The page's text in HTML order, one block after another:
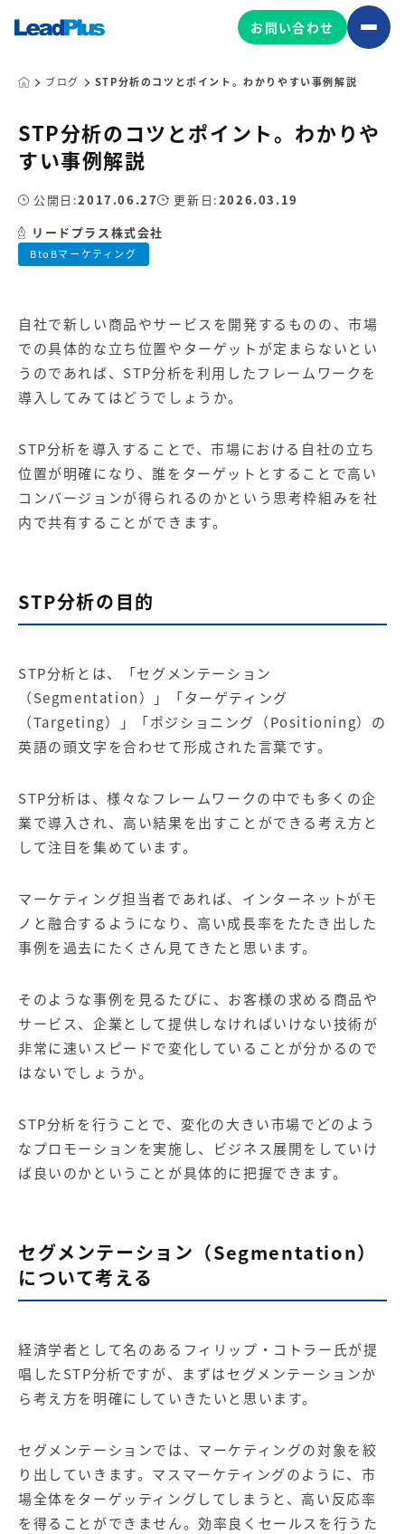
広告プロモーション
MA/CRM/SFA導入・運用
Web制作
マーケティングコンサルティング
Leadplus One
ボード
マーケティングサービスの製品
【店舗型ビジネス向け】エリ
マーケティングサービス
【金融機関向け】マーケティ
サービス
【IT企業向け】マーケティン
グ
サービス
SNSアカウント運用代行サー
ビス（LINE）
【クリニック向け】新規集患
Web広告サービス
Web広告パッケージ
集客Web広告パッケージ
ジ
商圏ねらいうちパッケージ 求人パッケージ
WEBプラス
お問い合わせ
ブログ STP分析のコツとポイント。わかりやすい事例解説
STP分析のコツとポイント。わかりや
すい事例解説
BtoBマーケティング
公開日:2017.06.27 更新日:2026.03.19
リードプラス株式会社
自社で新しい商品やサービスを開発するものの、市場
での具体的な立ち位置やターゲットが定まらないとい
うのであれば、STP分析を利用したフレームワークを
導入してみてはどうでしょうか。
STP分析を導入することで、市場における自社の立ち
位置が明確になり、誰をターゲットとすることで高い
コンバージョンが得られるのかという思考枠組みを社
内で共有することができます。
STP分析の目的
STP分析とは、「セグメンテーション
（Segmentation）」「ターゲティング
（Targeting）」「ポジショニング（Positioning）の
英語の頭文字を合わせて形成された言葉です。
STP分析は、様々なフレームワークの中でも多くの企
業で導入され、高い結果を出すことができる考え方と
して注目を集めています。
マーケティング担当者であれば、インターネットがモ
ノと融合するようになり、高い成長率をたたき出した
事例を過去にたくさん見てきたと思います。
そのような事例を見るたびに、お客様の求める商品や
サービス、企業として提供しなければいけない技術が
非常に速いスピードで変化していることが分かるので
はないでしょうか。
STP分析を行うことで、変化の大きい市場でどのよう
なプロモーションを実施し、ビジネス展開をしていけ
ば良いのかということが具体的に把握できます。
セグメンテーション（Segmentation）
について考える
経済学者として名のあるフィリップ・コトラー氏が提
唱したSTP分析ですが、まずはセグメンテーションか
ら考え方を明確にしていきたいと思います。
セグメンテーションでは、マーケティングの対象を絞
り出していきます。マスマーケティングのように、市
場全体をターゲッティングしてしまうと、高い反応率
を得ることができません。効率良くセールスを行うた